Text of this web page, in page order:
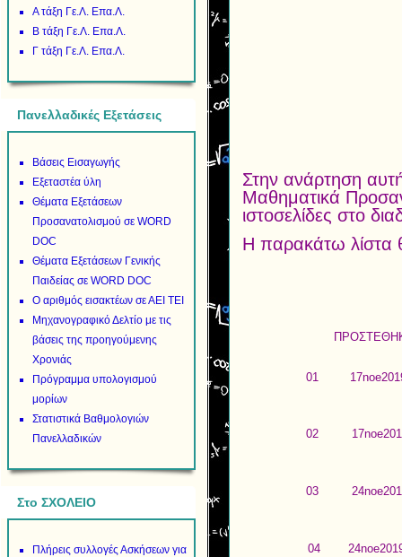
Α τάξη Γε.Λ. Επα.Λ.
Β τάξη Γε.Λ. Επα.Λ.
Γ τάξη Γε.Λ. Επα.Λ.
Πανελλαδικές Εξετάσεις
Βάσεις Εισαγωγής
Εξεταστέα ύλη
Θέματα Εξετάσεων
Προσανατολισμού σε WORD
DOC
Θέματα Εξετάσεων Γενικής
Παιδείας σε WORD DOC
Ο αριθμός εισακτέων σε ΑΕΙ ΤΕΙ
Μηχανογραφικό Δελτίο με τις
βάσεις της προηγούμενης
Χρονιάς
Πρόγραμμα υπολογισμού
μορίων
Στατιστικά Βαθμολογιών
Πανελλαδικών
Στο ΣΧΟΛΕΙΟ
Πλήρεις συλλογές Ασκήσεων για
Στην ανάρτηση
Μαθηματικά
ιστοσελίδες στο
Η παρακάτω λίστα
01
02
03
04